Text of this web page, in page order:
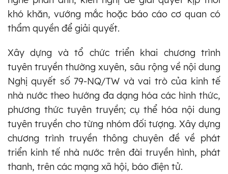
khó khăn, vướng mắc hoặc báo cáo cơ quan có
thẩm quyền để giải quyết.
Xây dựng và tổ chức triển khai chương trình
tuyên truyền thường xuyên, sâu rộng về nội dung
Nghị quyết số 79-NQ/TW và vai trò của kinh tế
nhà nước theo hướng đa dạng hóa các hình thức,
phương thức tuyên truyền; cụ thể hóa nội dung
tuyên truyền cho từng nhóm đối tượng. Xây dựng
chương trình truyền thông chuyên đề về phát
triển kinh tế nhà nước trên đài truyền hình, phát
thanh, trên các mạng xã hội, báo điện tử.